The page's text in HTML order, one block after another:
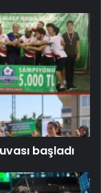
başladı